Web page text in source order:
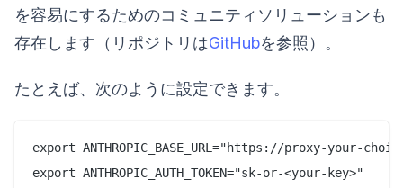
を容易にするためのコミュニティソリューションも
存在します（リポジトリはGitHubを参照）。
たとえば、次のように設定できます。
export ANTHROPIC_BASE_URL="https://proxy-your-
export ANTHROPIC_AUTH_TOKEN="sk-or-<your-key>"